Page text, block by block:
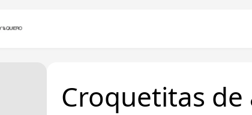
Croquetitas de